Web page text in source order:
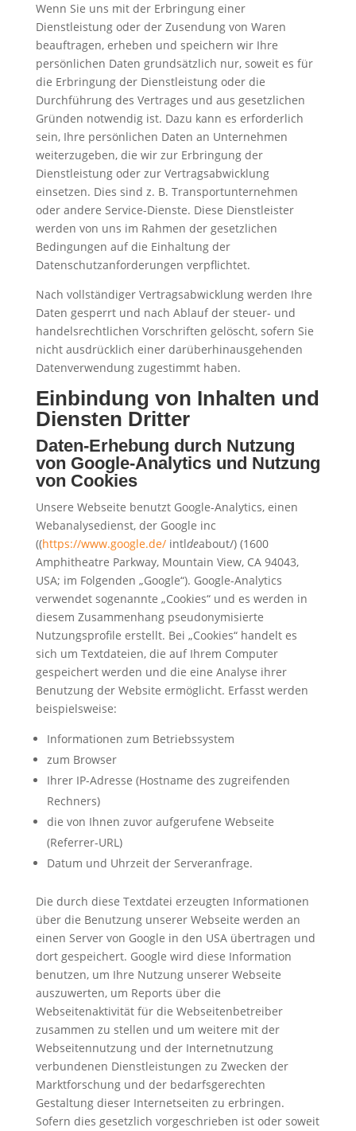
Wenn Sie uns mit der Erbringung einer
Dienstleistung oder der Zusendung von Waren
beauftragen, erheben und speichern wir Ihre
persönlichen Daten grundsätzlich nur, soweit es für
die Erbringung der Dienstleistung oder die
Durchführung des Vertrages und aus gesetzlichen
Gründen notwendig ist. Dazu kann es erforderlich
sein, Ihre persönlichen Daten an Unternehmen
weiterzugeben, die wir zur Erbringung der
Dienstleistung oder zur Vertragsabwicklung
einsetzen. Dies sind z. B. Transportunternehmen
oder andere Service-Dienste. Diese Dienstleister
werden von uns im Rahmen der gesetzlichen
Bedingungen auf die Einhaltung der
Datenschutzanforderungen verpflichtet.
Nach vollständiger Vertragsabwicklung werden Ihre
Daten gesperrt und nach Ablauf der steuer- und
handelsrechtlichen Vorschriften gelöscht, sofern Sie
nicht ausdrücklich einer darüberhinausgehenden
Datenverwendung zugestimmt haben.
Einbindung von Inhalten und
Diensten Dritter
Daten-Erhebung durch Nutzung
von Google-Analytics und Nutzung
von Cookies
Unsere Webseite benutzt Google-Analytics, einen
Webanalysedienst, der Google inc
((https://www.google.de/intldeabout/) (1600
Amphitheatre Parkway, Mountain View, CA 94043,
USA; im Folgenden „Google“). Google-Analytics
verwendet sogenannte „Cookies“ und es werden in
diesem Zusammenhang pseudonymisierte
Nutzungsprofile erstellt. Bei „Cookies“ handelt es
sich um Textdateien, die auf Ihrem Computer
gespeichert werden und die eine Analyse ihrer
Benutzung der Website ermöglicht. Erfasst werden
beispielsweise:
Informationen zum Betriebssystem
zum Browser
Ihrer IP-Adresse (Hostname des zugreifenden
Rechners)
die von Ihnen zuvor aufgerufene Webseite
(Referrer-URL)
Datum und Uhrzeit der Serveranfrage.
Die durch diese Textdatei erzeugten Informationen
über die Benutzung unserer Webseite werden an
einen Server von Google in den USA übertragen und
dort gespeichert. Google wird diese Information
benutzen, um Ihre Nutzung unserer Webseite
auszuwerten, um Reports über die
Webseitenaktivität für die Webseitenbetreiber
zusammen zu stellen und um weitere mit der
Webseitennutzung und der Internetnutzung
verbundenen Dienstleistungen zu Zwecken der
Marktforschung und der bedarfsgerechten
Gestaltung dieser Internetseiten zu erbringen.
Sofern dies gesetzlich vorgeschrieben ist oder soweit